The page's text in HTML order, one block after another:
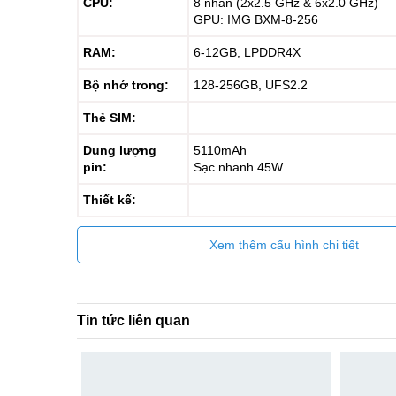
GPU: IMG BXM-8-256
RAM: 6-12GB, LPDDR4X
Bộ nhớ trong: 128-256GB, UFS2.2
Thẻ SIM:
Dung lượng
pin:
5110mAh
Sạc nhanh 45W
Thiết kế:
Xem thêm cấu hình chi tiết
Tin tức liên quan